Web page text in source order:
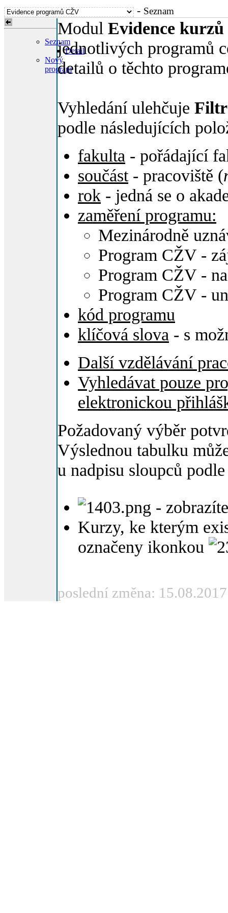
- Seznam
Seznam
Detail
Nový
program
Modul Evidence
jednotlivých programů
detailů o těchto
Vyhledání ulehčuje Filtr
podle následujících
fakulta - pořádající
součást- pracoviště (
rok - jedná se o
zaměření programu:
Mezinárodně
Program CŽV -
Program CŽV -
Program CŽV -
kód programu
klíčová slova - s
Další vzdělávání
Vyhledávat pouze
elektronickou
Požadovaný výběr
Výslednou tabulku
u nadpisu sloupců
-
Kurzy, ke kterým
označeny ikonkou
poslední změna: 15.08.2017